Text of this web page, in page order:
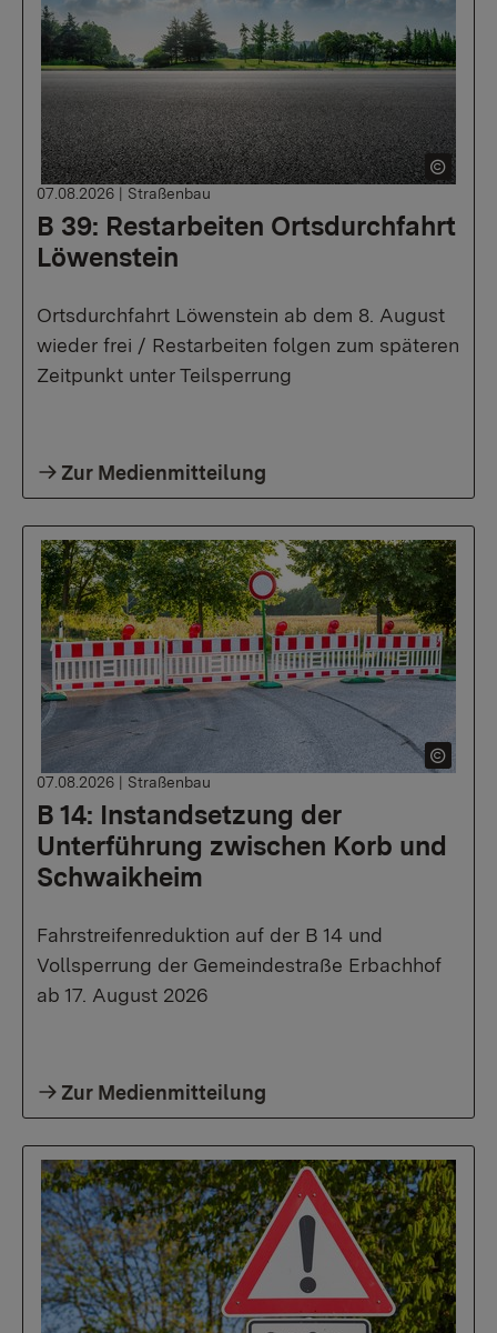
B 39: Restarbeiten Ortsdurchfahrt
Löwenstein
07.08.2026 | Straßenbau
Ortsdurchfahrt Löwenstein ab dem 8. August
wieder frei / Restarbeiten folgen zum späteren
Zeitpunkt unter Teilsperrung
Zur Medienmitteilung
B 14: Instandsetzung der
Unterführung zwischen Korb und
Schwaikheim
07.08.2026 | Straßenbau
Fahrstreifenreduktion auf der B 14 und
Vollsperrung der Gemeindestraße Erbachhof
ab 17. August 2026
Zur Medienmitteilung